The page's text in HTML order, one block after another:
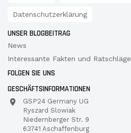
Datenschutzerklärung
UNSER BLOGBEITRAG
News
Interessante Fakten und Ratschläge
FOLGEN SIE UNS
GESCHÄFTSINFORMATIONEN
GSP24 Germany UG
Ryszard Slowiak
Niedernberger Str. 9
63741 Aschaffenburg